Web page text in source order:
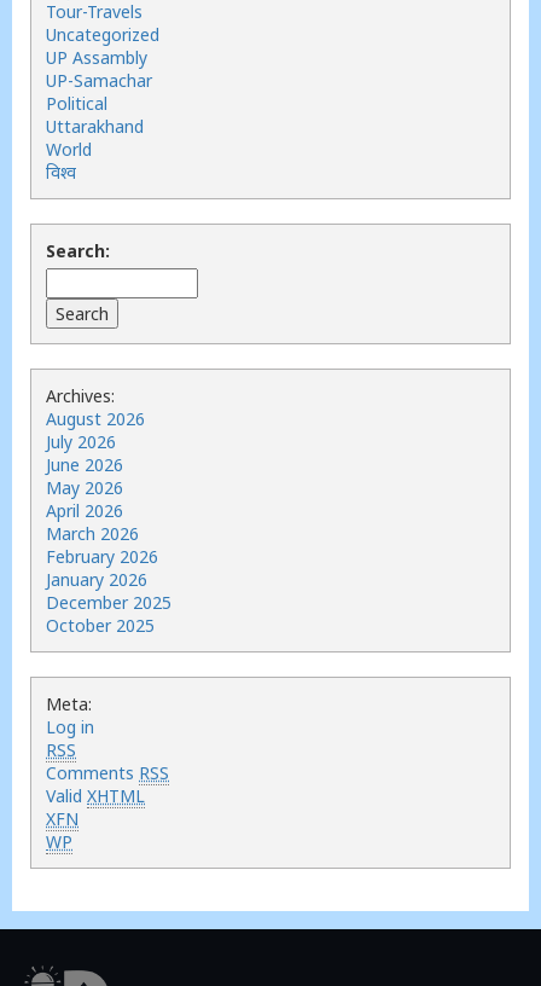
Tour-Travels
Uncategorized
UP Assambly
UP-Samachar
Political
Uttarakhand
World
विश्व
Search:
Archives:
August 2026
July 2026
June 2026
May 2026
April 2026
March 2026
February 2026
January 2026
December 2025
October 2025
Meta:
Log in
RSS
Comments RSS
Valid XHTML
XFN
WP